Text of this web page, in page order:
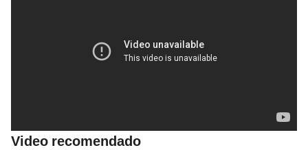
Video recomendado